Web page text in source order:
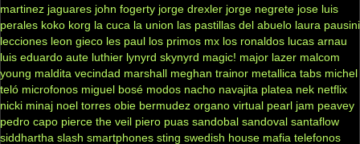
martinez jaguares john fogerty jorge drexler jorge negrete jose luis
perales koko korg la cuca la union las pastillas del abuelo laura pausini
lecciones leon gieco les paul los primos mx los ronaldos lucas arnau
luis eduardo aute luthier lynyrd skynyrd magic! major lazer malcom
young maldita vecindad marshall meghan trainor metallica tabs michel
teló microfonos miguel bosé modos nacho navajita platea nek netflix
nicki minaj noel torres obie bermudez organo virtual pearl jam peavey
pedro capo pierce the veil piero puas sandobal sandoval santaflow
siddhartha slash smartphones sting swedish house mafia telefonos